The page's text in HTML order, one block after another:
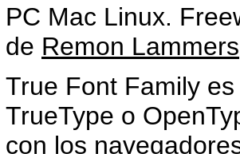
PC Mac Linux.
de Remon Lammers
True Font Family
TrueType o
con los